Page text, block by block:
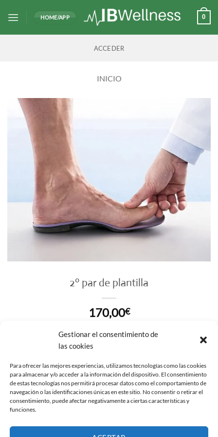
Gestionar el consentimiento de
las cookies
Para ofrecer las mejores experiencias, utilizamos tecnologías como las cookies
para almacenar y/o acceder a la información del dispositivo. El consentimiento
de estas tecnologías nos permitirá procesar datos como el comportamiento de
navegación o las identificaciones únicas en este sitio. No consentir o retirar el
consentimiento, puede afectar negativamente a ciertas características y
funciones.
HOME/APP 0
ACCEDER
INICIO
2º par de plantilla
170,00€